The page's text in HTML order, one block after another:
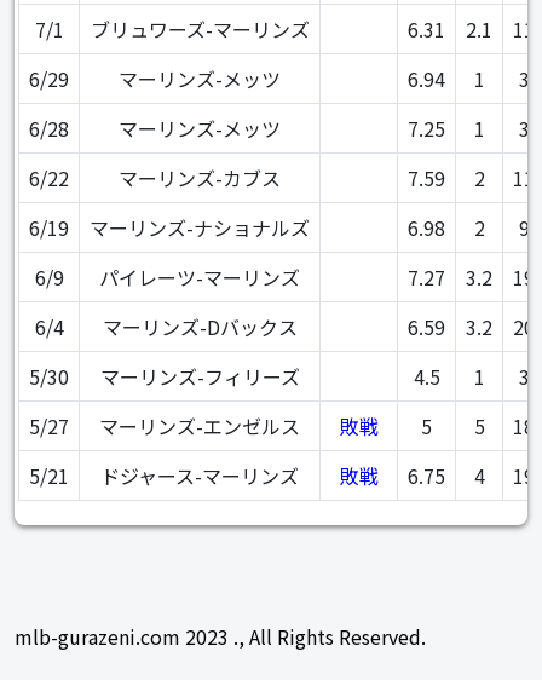
7/1
ブリュワーズ-マーリンズ 6.31 2.1
11
6/29
マーリンズ-メッツ 6.94 1
3
6/28
マーリンズ-メッツ 7.25 1
3
6/22
マーリンズ-カブス 7.59 2
11
6/19
マーリンズ-ナショナルズ 6.98 2
9
6/9
パイレーツ-マーリンズ 7.27 3.2
19
6/4
マーリンズ-Dバックス 6.59 3.2
20
5/30
マーリンズ-フィリーズ 4.5 1
3
5/27
マーリンズ-エンゼルス 敗戦 5 5
18
5/21
ドジャース-マーリンズ 敗戦 6.75 4 19
mlb-gurazeni.com 2023 ., All Rights Reserved.